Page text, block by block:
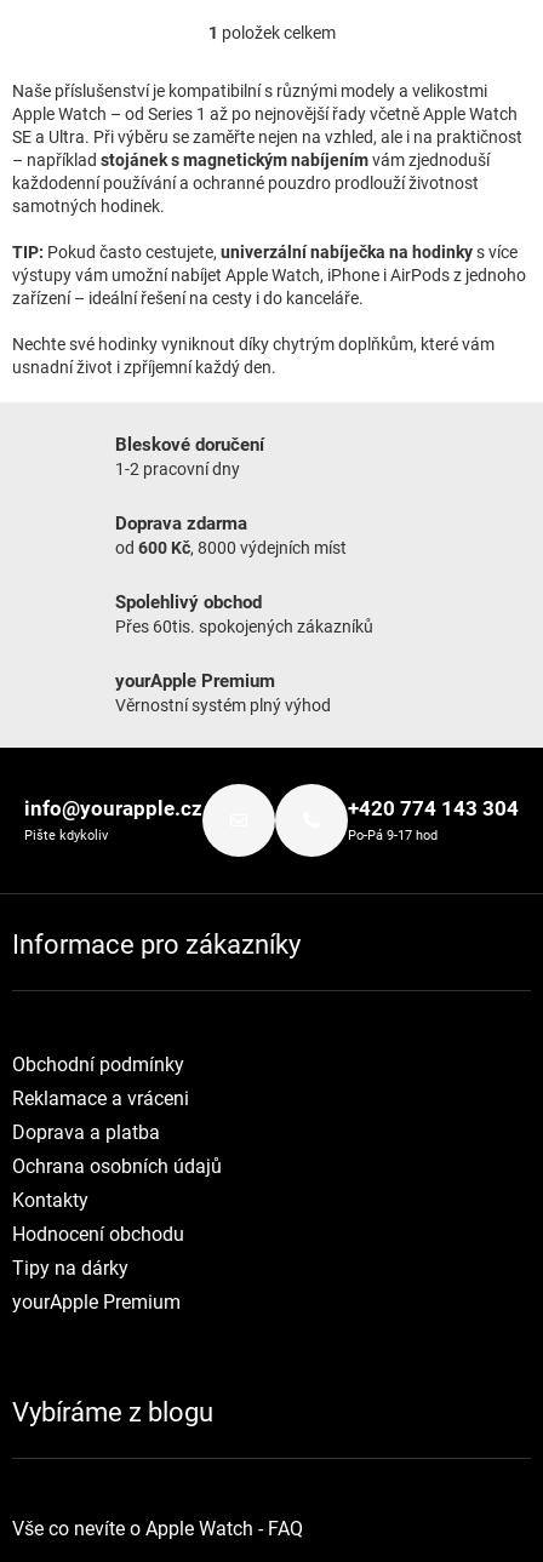
Ovládací prvky výpisu
1 položek celkem
Naše příslušenství je kompatibilní s různými modely a velikostmi
Apple Watch – od Series 1 až po nejnovější řady včetně Apple Watch
SE a Ultra. Při výběru se zaměřte nejen na vzhled, ale i na praktičnost
– například stojánek s magnetickým nabíjenímvám zjednoduší
každodenní používání a ochranné pouzdro prodlouží životnost
samotných hodinek.
TIP: Pokud často cestujete, univerzální nabíječka na hodinkys více
výstupy vám umožní nabíjet Apple Watch, iPhone i AirPods z jednoho
zařízení – ideální řešení na cesty i do kanceláře.
Nechte své hodinky vyniknout díky chytrým doplňkům, které vám
usnadní život i zpříjemní každý den.
Bleskové doručení
1-2 pracovní dny
Doprava zdarma
od 600 Kč, 8000 výdejních míst
Spolehlivý obchod
Přes 60tis. spokojených zákazníků
yourApple Premium
Věrnostní systém plný výhod
info@yourapple.cz
Pište kdykoliv
+420 774 143 304
Po-Pá 9-17 hod
Informace pro zákazníky
Obchodní podmínky
Reklamace a vráceni
Doprava a platba
Ochrana osobních údajů
Kontakty
Hodnocení obchodu
Tipy na dárky
yourApple Premium
Vybíráme z blogu
Vše co nevíte o Apple Watch - FAQ